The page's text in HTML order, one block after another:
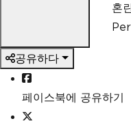
혼
공유하다
페이스북에 공유하기